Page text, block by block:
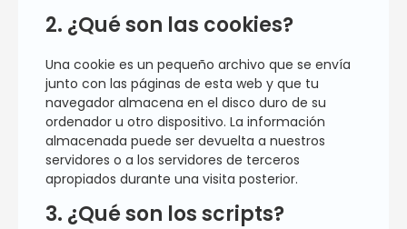
2. ¿Qué son las cookies?
Una cookie es un pequeño archivo que se envía
junto con las páginas de esta web y que tu
navegador almacena en el disco duro de su
ordenador u otro dispositivo. La información
almacenada puede ser devuelta a nuestros
servidores o a los servidores de terceros
apropiados durante una visita posterior.
3. ¿Qué son los scripts?